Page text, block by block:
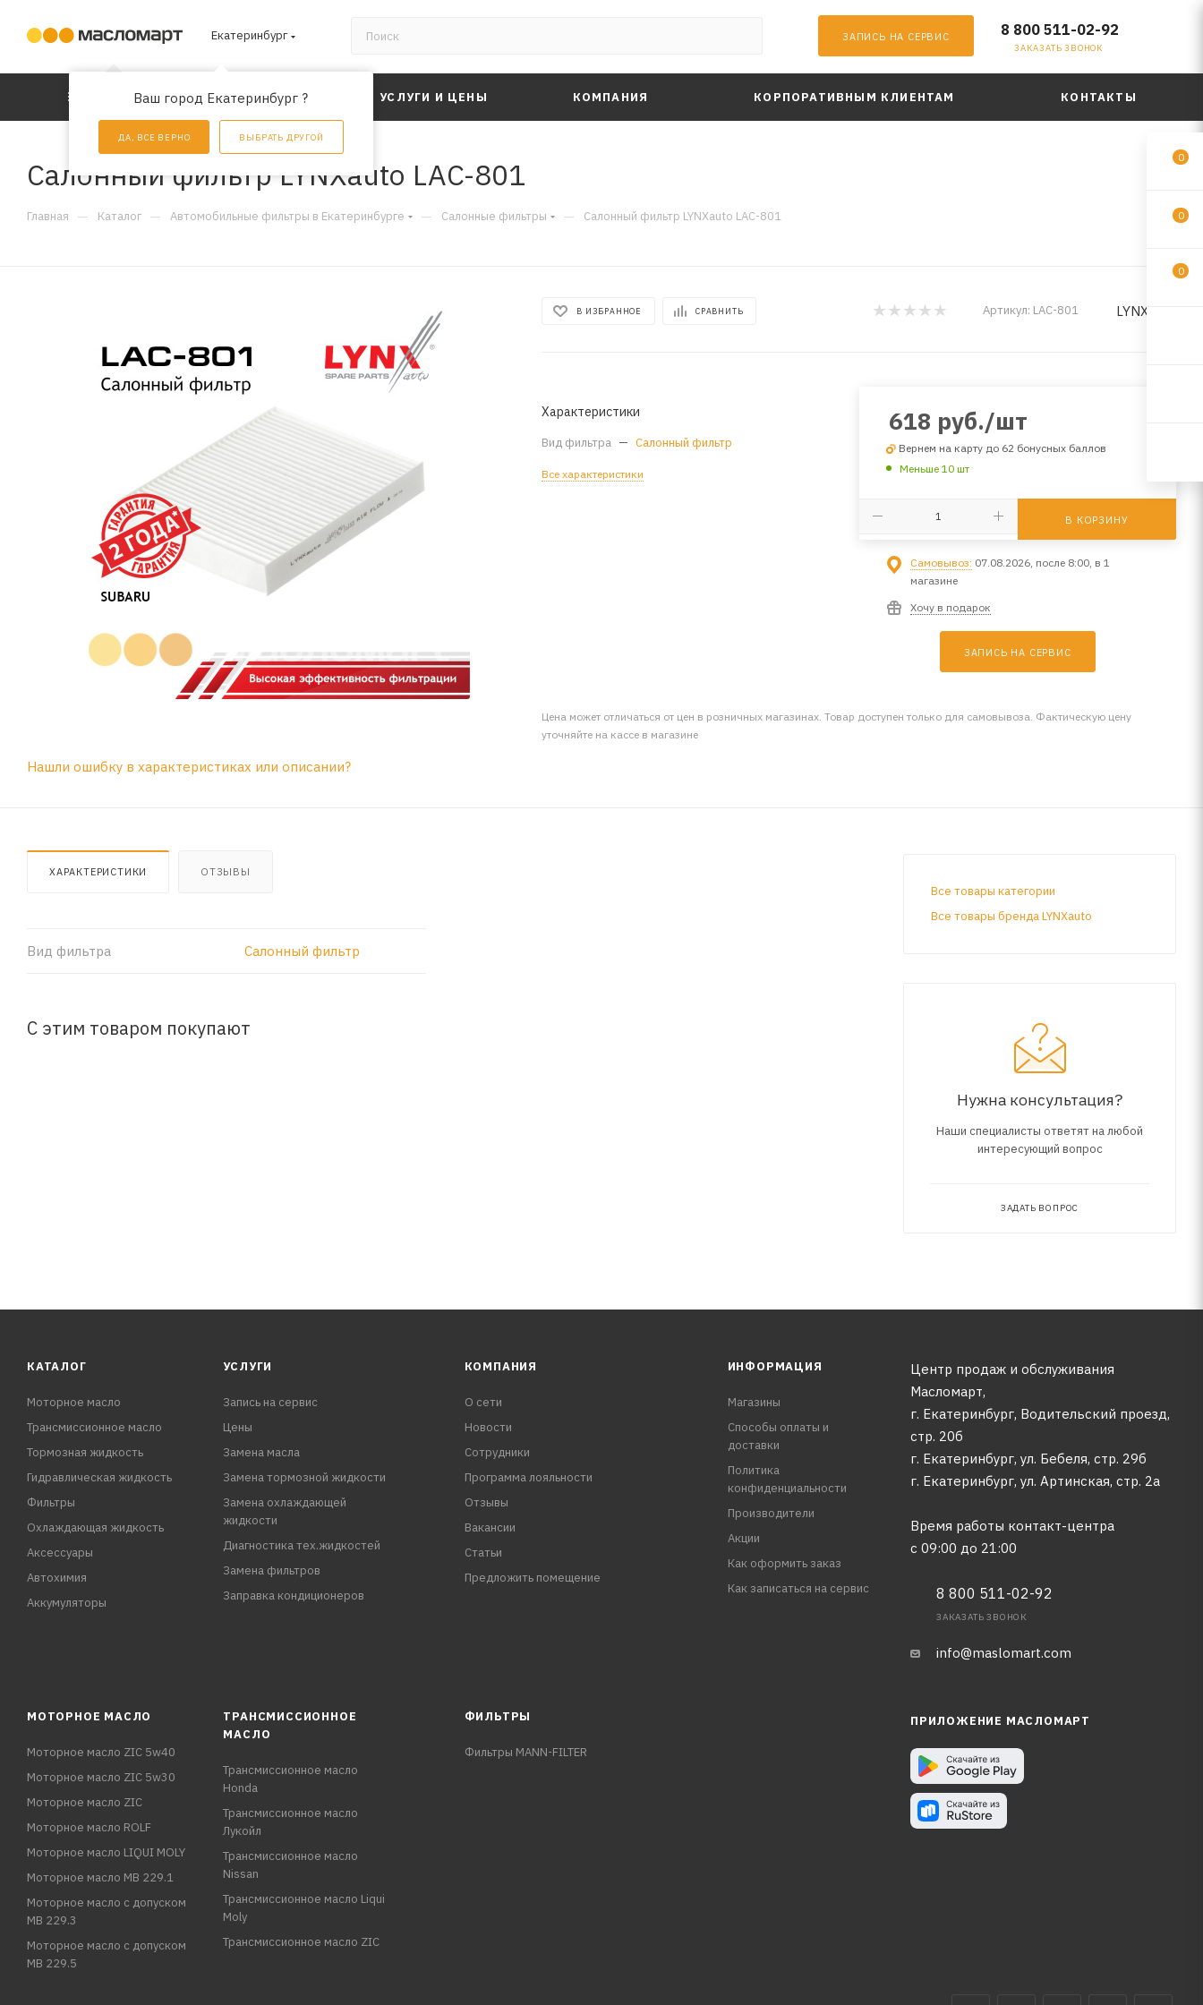
Екатеринбург
Ваш город Екатеринбург ?
ДА, ВСЕ ВЕРНО ВЫБРАТЬ ДРУГОЙ
ЗАПИСЬ НА СЕРВИС 8 800 511-02-92
ЗАКАЗАТЬ ЗВОНОК
КАТАЛОГ АКЦИИ УСЛУГИ И ЦЕНЫ КОМПАНИЯ КОРПОРАТИВНЫМ КЛИЕНТАМ КОНТАКТЫ
Салонный фильтр LYNXauto LAC-801
Главная — Каталог — Автомобильные фильтры в Екатеринбурге — Салонные фильтры — Салонный фильтр LYNXauto LAC-801
В ИЗБРАННОЕ СРАВНИТЬ Артикул: LAC-801 LYNXauto
Характеристики
Вид фильтра — Салонный фильтр
Все характеристики
618 руб./шт
Вернем на карту до 62 бонусных баллов
Меньше 10 шт
В КОРЗИНУ
Самовывоз: 07.08.2026, после 8:00, в 1
магазине
Хочу в подарок
ЗАПИСЬ НА СЕРВИС
Цена может отличаться от цен в розничных магазинах. Товар доступен только для самовывоза. Фактическую цену
уточняйте на кассе в магазине
Нашли ошибку в характеристиках или описании?
ХАРАКТЕРИСТИКИ ОТЗЫВЫ
Вид фильтра Салонный фильтр
С этим товаром покупают
Все товары категории
Все товары бренда LYNXauto
Нужна консультация?
Наши специалисты ответят на любой
интересующий вопрос
ЗАДАТЬ ВОПРОС
КАТАЛОГ
Моторное масло
Трансмиссионное масло
Тормозная жидкость
Гидравлическая жидкость
Фильтры
Охлаждающая жидкость
Аксессуары
Автохимия
Аккумуляторы
УСЛУГИ
Запись на сервис
Цены
Замена масла
Замена тормозной жидкости
Замена охлаждающей
жидкости
Диагностика тех.жидкостей
Замена фильтров
Заправка кондиционеров
КОМПАНИЯ
О сети
Новости
Сотрудники
Программа лояльности
Отзывы
Вакансии
Статьи
Предложить помещение
ИНФОРМАЦИЯ
Магазины
Способы оплаты и
доставки
Политика
конфиденциальности
Производители
Акции
Как оформить заказ
Как записаться на сервис
Центр продаж и обслуживания
Масломарт,
г. Екатеринбург, Водительский проезд,
стр. 20б
г. Екатеринбург, ул. Бебеля, стр. 29б
г. Екатеринбург, ул. Артинская, стр. 2а
Время работы контакт-центра
с 09:00 до 21:00
8 800 511-02-92
ЗАКАЗАТЬ ЗВОНОК
info@maslomart.com
МОТОРНОЕ МАСЛО
Моторное масло ZIC 5w40
Моторное масло ZIC 5w30
Моторное масло ZIC
Моторное масло ROLF
Моторное масло LIQUI MOLY
Моторное масло MB 229.1
Моторное масло с допуском
MB 229.3
Моторное масло с допуском
MB 229.5
ТРАНСМИССИОННОЕ
МАСЛО
Трансмиссионное масло
Honda
Трансмиссионное масло
Лукойл
Трансмиссионное масло
Nissan
Трансмиссионное масло Liqui
Moly
Трансмиссионное масло ZIC
ФИЛЬТРЫ
Фильтры MANN-FILTER
ПРИЛОЖЕНИЕ МАСЛОМАРТ
0
0
0